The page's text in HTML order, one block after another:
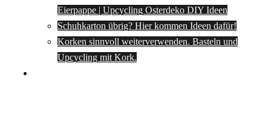
Eierpappe | Upcycling Osterdeko DIY Ideen
Schuhkarton übrig? Hier kommen Ideen dafür!
Korken sinnvoll weiterverwenden. Basteln und
Upcycling mit Kork.